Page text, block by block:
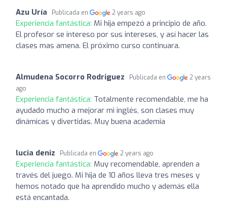
Azu Uría Publicada en 2 years ago
Experiencia fantástica: Mi hija empezó a principio de año.
El profesor se intereso por sus intereses, y así hacer las
clases mas amena. El próximo curso continuara.
Almudena Socorro Rodriguez Publicada en
2 years
ago
Experiencia fantástica: Totalmente recomendable, me ha
ayudado mucho a mejorar mi inglés, son clases muy
dinámicas y divertidas. Muy buena academia
lucia deniz Publicada en 2 years ago
Experiencia fantástica: Muy recomendable, aprenden a
través del juego. Mi hija de 10 años lleva tres meses y
hemos notado que ha aprendido mucho y además ella
está encantada.